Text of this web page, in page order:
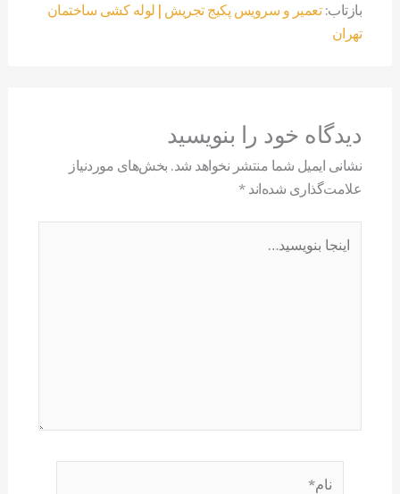
بازتاب:تعمیر و سرویس پکیج تجریش | لوله کشی ساختمان
تهران
دیدگاه‌ خود را بنویسید
نشانی ایمیل شما منتشر نخواهد شد. بخش‌های موردنیاز
علامت‌گذاری شده‌اند*
بنویسید…